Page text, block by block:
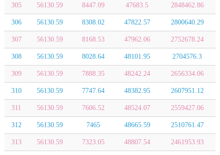
305 56130.59 8447.09 47683.5 2848462.86
306 56130.59 8308.02 47822.57 2800640.29
307 56130.59 8168.53 47962.06 2752678.24
308 56130.59 8028.64 48101.95 2704576.3
309 56130.59 7888.35 48242.24 2656334.06
310 56130.59 7747.64 48382.95 2607951.12
311 56130.59 7606.52 48524.07 2559427.06
312 56130.59 7465 48665.59 2510761.47
313 56130.59 7323.05 48807.54 2461953.93